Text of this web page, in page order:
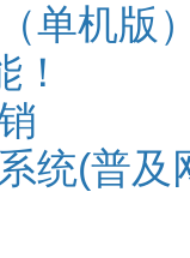
单机版
统(普及